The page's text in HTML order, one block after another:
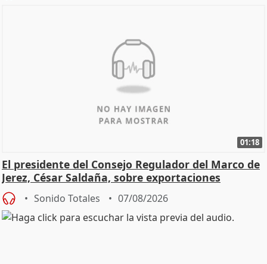
01:18
El presidente del Consejo Regulador del Marco de
Jerez, César Saldaña, sobre exportaciones
Sonido Totales 07/08/2026